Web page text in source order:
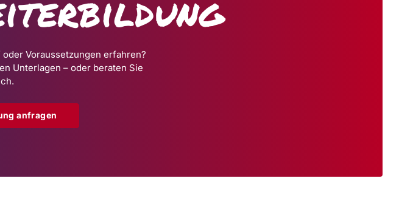
Voraussetzungen erfahren?
Unterlagen – oder beraten Sie
anfragen